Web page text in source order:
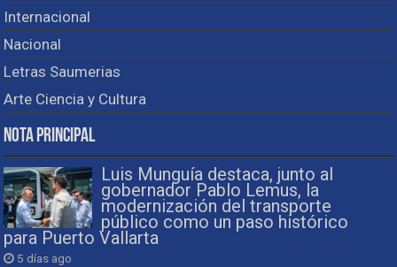
Internacional
Nacional
Letras Saumerias
Arte Ciencia y Cultura
Nota Principal
Luis Munguía destaca, junto al
gobernador Pablo Lemus, la
modernización del transporte
público como un paso histórico
para Puerto Vallarta
5 días ago